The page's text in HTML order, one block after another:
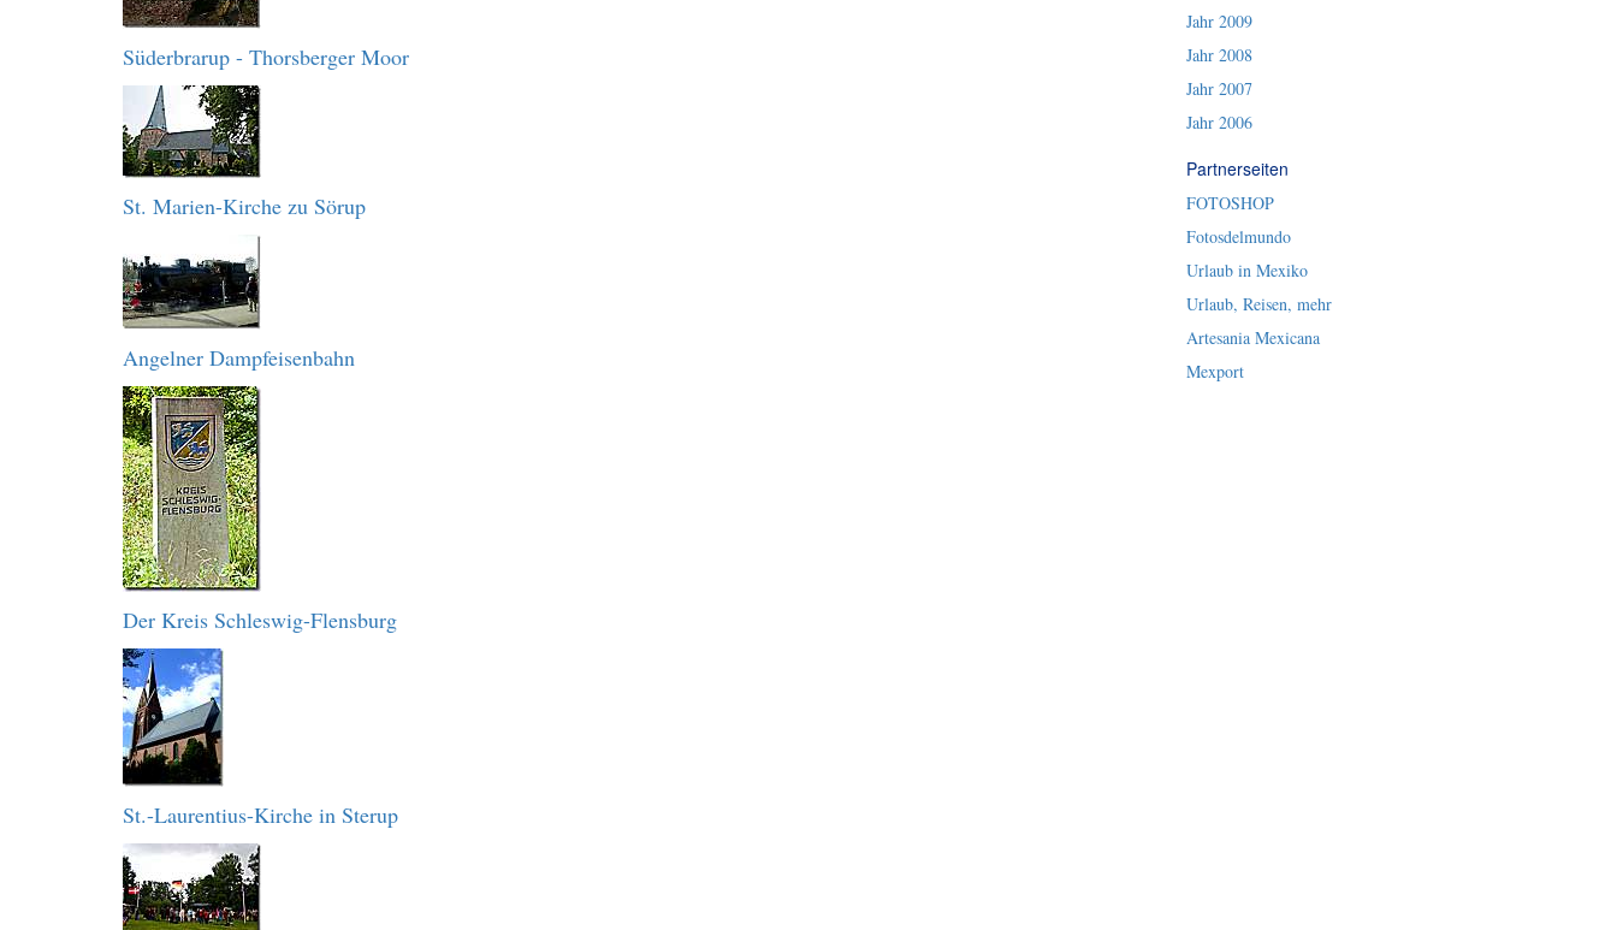
Süderbrarup - Thorsberger Moor
St. Marien-Kirche zu Sörup
Angelner Dampfeisenbahn
Der Kreis Schleswig-Flensburg
St.-Laurentius-Kirche in Sterup
Jahr 2009
Jahr 2008
Jahr 2007
Jahr 2006
Partnerseiten
FOTOSHOP
Fotosdelmundo
Urlaub in Mexiko
Urlaub, Reisen, mehr
Artesania Mexicana
Mexport